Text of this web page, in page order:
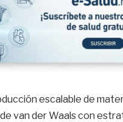
escalable de
van der Waals con